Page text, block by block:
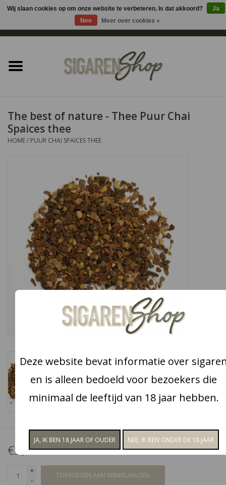
Sigaren accessoires
Shag accessoires
Snoep
Aanbiedingen
The best of nature - Thee Puur Chai
Spaices thee
HOME/ PUUR CHAI SPAICES THEE
€3,95
+
-
TOEVOEGEN AAN WINKELWAGEN
Wij slaan cookies op om onze website te verbeteren. Is dat akkoord?
Ja
Nee
Meer over cookies »
Deze website bevat informatie over
en is alleen bedoeld voor bezoekers die
minimaal de leeftijd van 18 jaar hebben.